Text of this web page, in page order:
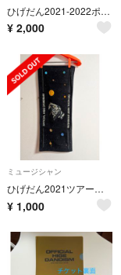
ひげだん2021-2022ポストマンTシャツ
¥ 2,000
ミュージシャン
ひげだん2021ツアータオル
¥ 1,000